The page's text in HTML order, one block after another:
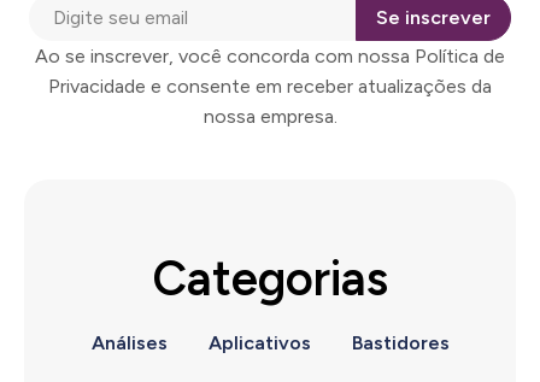
Se inscrever
Ao se inscrever, você concorda com nossa Política de
Privacidade e consente em receber atualizações da
nossa empresa.
Categorias
Análises Aplicativos Bastidores